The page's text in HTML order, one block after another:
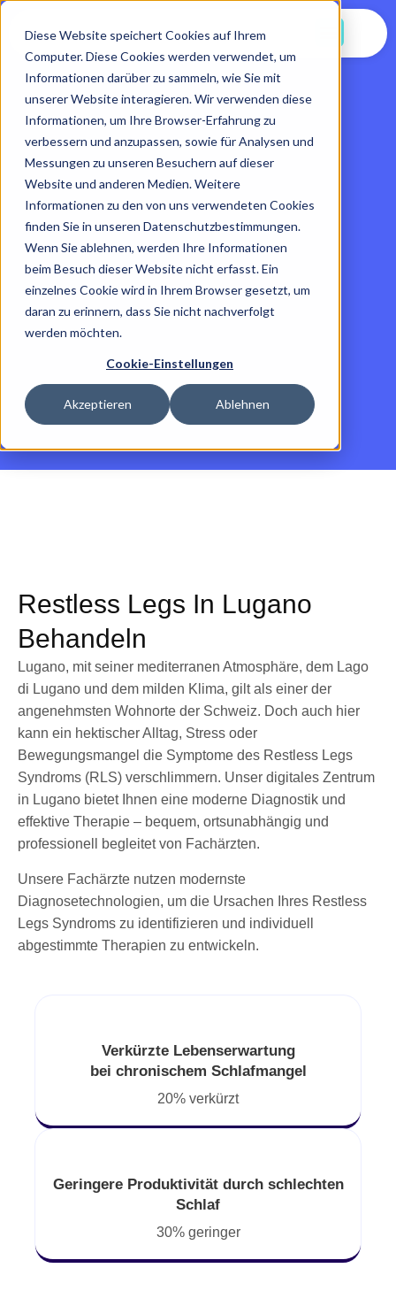
Diese Website speichert Cookies auf Ihrem
Computer. Diese Cookies werden verwendet, um
Informationen darüber zu sammeln, wie Sie mit
unserer Website interagieren. Wir verwenden diese
Informationen, um Ihre Browser-Erfahrung zu
verbessern und anzupassen, sowie für Analysen und
Messungen zu unseren Besuchern auf dieser
Website und anderen Medien. Weitere
Informationen zu den von uns verwendeten Cookies
finden Sie in unseren Datenschutzbestimmungen.
Wenn Sie ablehnen, werden Ihre Informationen
beim Besuch dieser Website nicht erfasst. Ein
einzelnes Cookie wird in Ihrem Browser gesetzt, um
daran zu erinnern, dass Sie nicht nachverfolgt
werden möchten.
Cookie-Einstellungen
Akzeptieren Ablehnen
Restless Legs In Lugano
Behandeln
Lugano, mit seiner mediterranen Atmosphäre, dem Lago
di Lugano und dem milden Klima, gilt als einer der
angenehmsten Wohnorte der Schweiz. Doch auch hier
kann ein hektischer Alltag, Stress oder
Bewegungsmangel die Symptome des Restless Legs
Syndroms (RLS) verschlimmern. Unser digitales Zentrum
in Lugano bietet Ihnen eine moderne Diagnostik und
effektive Therapie – bequem, ortsunabhängig und
professionell begleitet von Fachärzten.
Unsere Fachärzte nutzen modernste
Diagnosetechnologien, um die Ursachen Ihres Restless
Legs Syndroms zu identifizieren und individuell
abgestimmte Therapien zu entwickeln.
Verkürzte Lebenserwartung
bei chronischem Schlafmangel
20% verkürzt
Geringere Produktivität durch schlechten
Schlaf
30% geringer